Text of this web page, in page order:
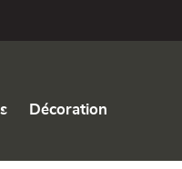
Décoration